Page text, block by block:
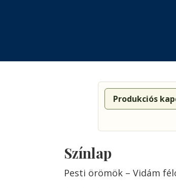
Produkciós
Színlap
Pesti örömök – Vidám